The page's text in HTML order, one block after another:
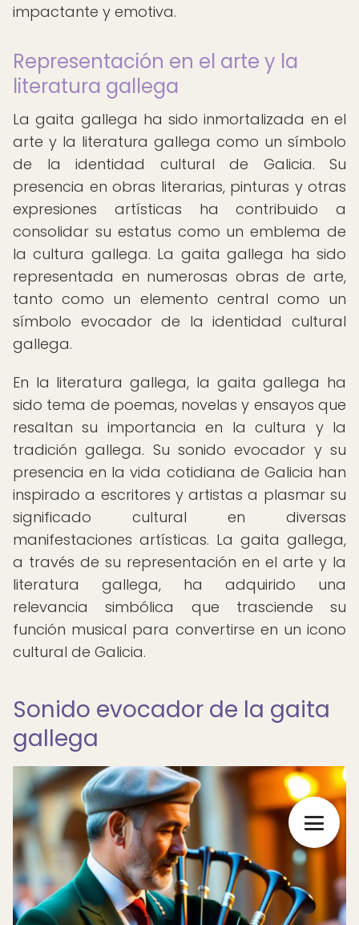
impactante y emotiva.
Representación en el arte y la
literatura gallega
La gaita gallega ha sido inmortalizada en el
arte y la literatura gallega como un símbolo
de la identidad cultural de Galicia. Su
presencia en obras literarias, pinturas y otras
expresiones artísticas ha contribuido a
consolidar su estatus como un emblema de
la cultura gallega. La gaita gallega ha sido
representada en numerosas obras de arte,
tanto como un elemento central como un
símbolo evocador de la identidad cultural
gallega.
En la literatura gallega, la gaita gallega ha
sido tema de poemas, novelas y ensayos que
resaltan su importancia en la cultura y la
tradición gallega. Su sonido evocador y su
presencia en la vida cotidiana de Galicia han
inspirado a escritores y artistas a plasmar su
significado cultural en diversas
manifestaciones artísticas. La gaita gallega,
a través de su representación en el arte y la
literatura gallega, ha adquirido una
relevancia simbólica que trasciende su
función musical para convertirse en un icono
cultural de Galicia.
Sonido evocador de la gaita
gallega